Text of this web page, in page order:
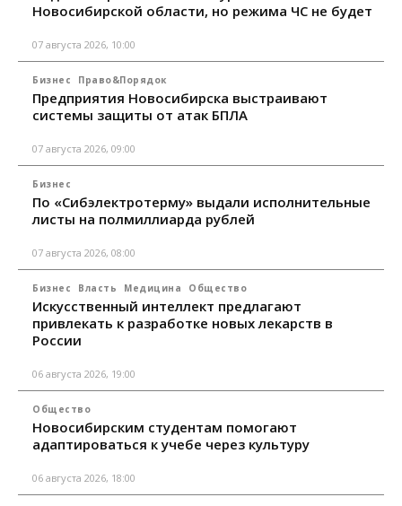
Новосибирской области, но режима ЧС не будет
07 августа 2026, 10:00
Бизнес Право&Порядок
Предприятия Новосибирска выстраивают
системы защиты от атак БПЛА
07 августа 2026, 09:00
Бизнес
По «Сибэлектротерму» выдали исполнительные
листы на полмиллиарда рублей
07 августа 2026, 08:00
Бизнес Власть Медицина Общество
Искусственный интеллект предлагают
привлекать к разработке новых лекарств в
России
06 августа 2026, 19:00
Общество
Новосибирским студентам помогают
адаптироваться к учебе через культуру
06 августа 2026, 18:00